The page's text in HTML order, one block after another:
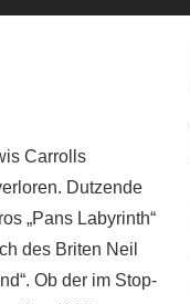
Carrolls
Dutzende
„Pans Labyrinth“
des Briten Neil
Ob der im Stop-